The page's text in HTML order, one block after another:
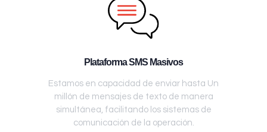
Plataforma SMS Masivos
Estamos en capacidad de enviar hasta Un
millón de mensajes de texto de manera
simultánea, facilitando los sistemas de
comunicación de la operación.